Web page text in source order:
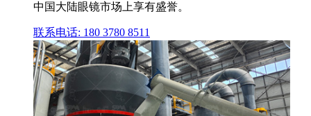
中国大陆眼镜市场上享有盛誉。
联系电话: 180 3780 8511